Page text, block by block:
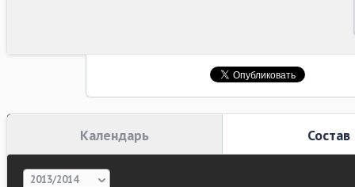
Календарь Состав
2013/2014